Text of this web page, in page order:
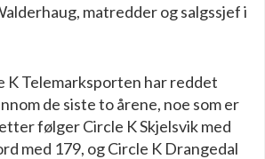
matredder og salgssjef i
K Telemarksporten har reddet
de siste to årene, noe som er
følger Circle K Skjelsvik med
med 179, og Circle K Drangedal